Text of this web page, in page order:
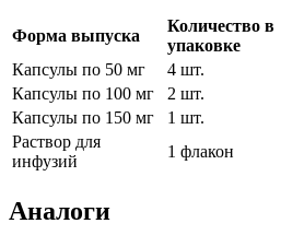
Форма выпуска
Количество в
упаковке
Капсулы по 50 мг
4 шт.
Капсулы по 100 мг
2 шт.
Капсулы по 150 мг
1 шт.
Раствор для
инфузий
1 флакон
Аналоги